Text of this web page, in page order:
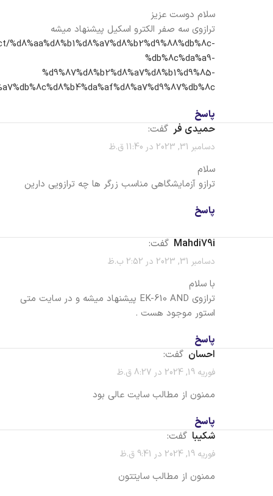
سلام دوست عزیز
ترازوی سه صفر الکترو اسکیل پیشنهاد میشه
%db%8c%da%a9-
%d9%87%d8%b2%d8%a7%d8%b1%d9%85-
پاسخ
حمیدی فر گفت:
دسامبر 31, 2023 در 11:40 ق.ظ
سلام
ترازو آزمایشگاهی مناسب زرگر ها چه ترازویی دارین
پاسخ
Mahdi79i گفت:
دسامبر 31, 2023 در 2:52 ب.ظ
با سلام
ترازوی EK-610 AND پیشنهاد میشه و در سایت متی
استور موجود هست .
پاسخ
احسان گفت:
فوریه 19, 2024 در 8:27 ق.ظ
ممنون از مطالب سایت عالی بود
پاسخ
شکیبا گفت:
فوریه 19, 2024 در 9:41 ق.ظ
ممنون از مطالب سایتتون